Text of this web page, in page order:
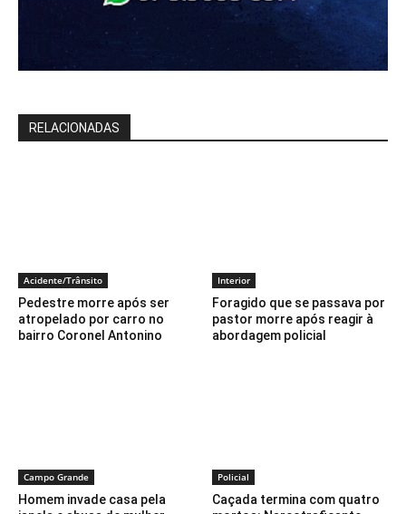
RELACIONADAS
Acidente/Trânsito
Pedestre morre após ser
atropelado por carro no
bairro Coronel Antonino
Interior
Foragido que se passava por
pastor morre após reagir à
abordagem policial
Campo Grande
Homem invade casa pela
Policial
Caçada termina com quatro